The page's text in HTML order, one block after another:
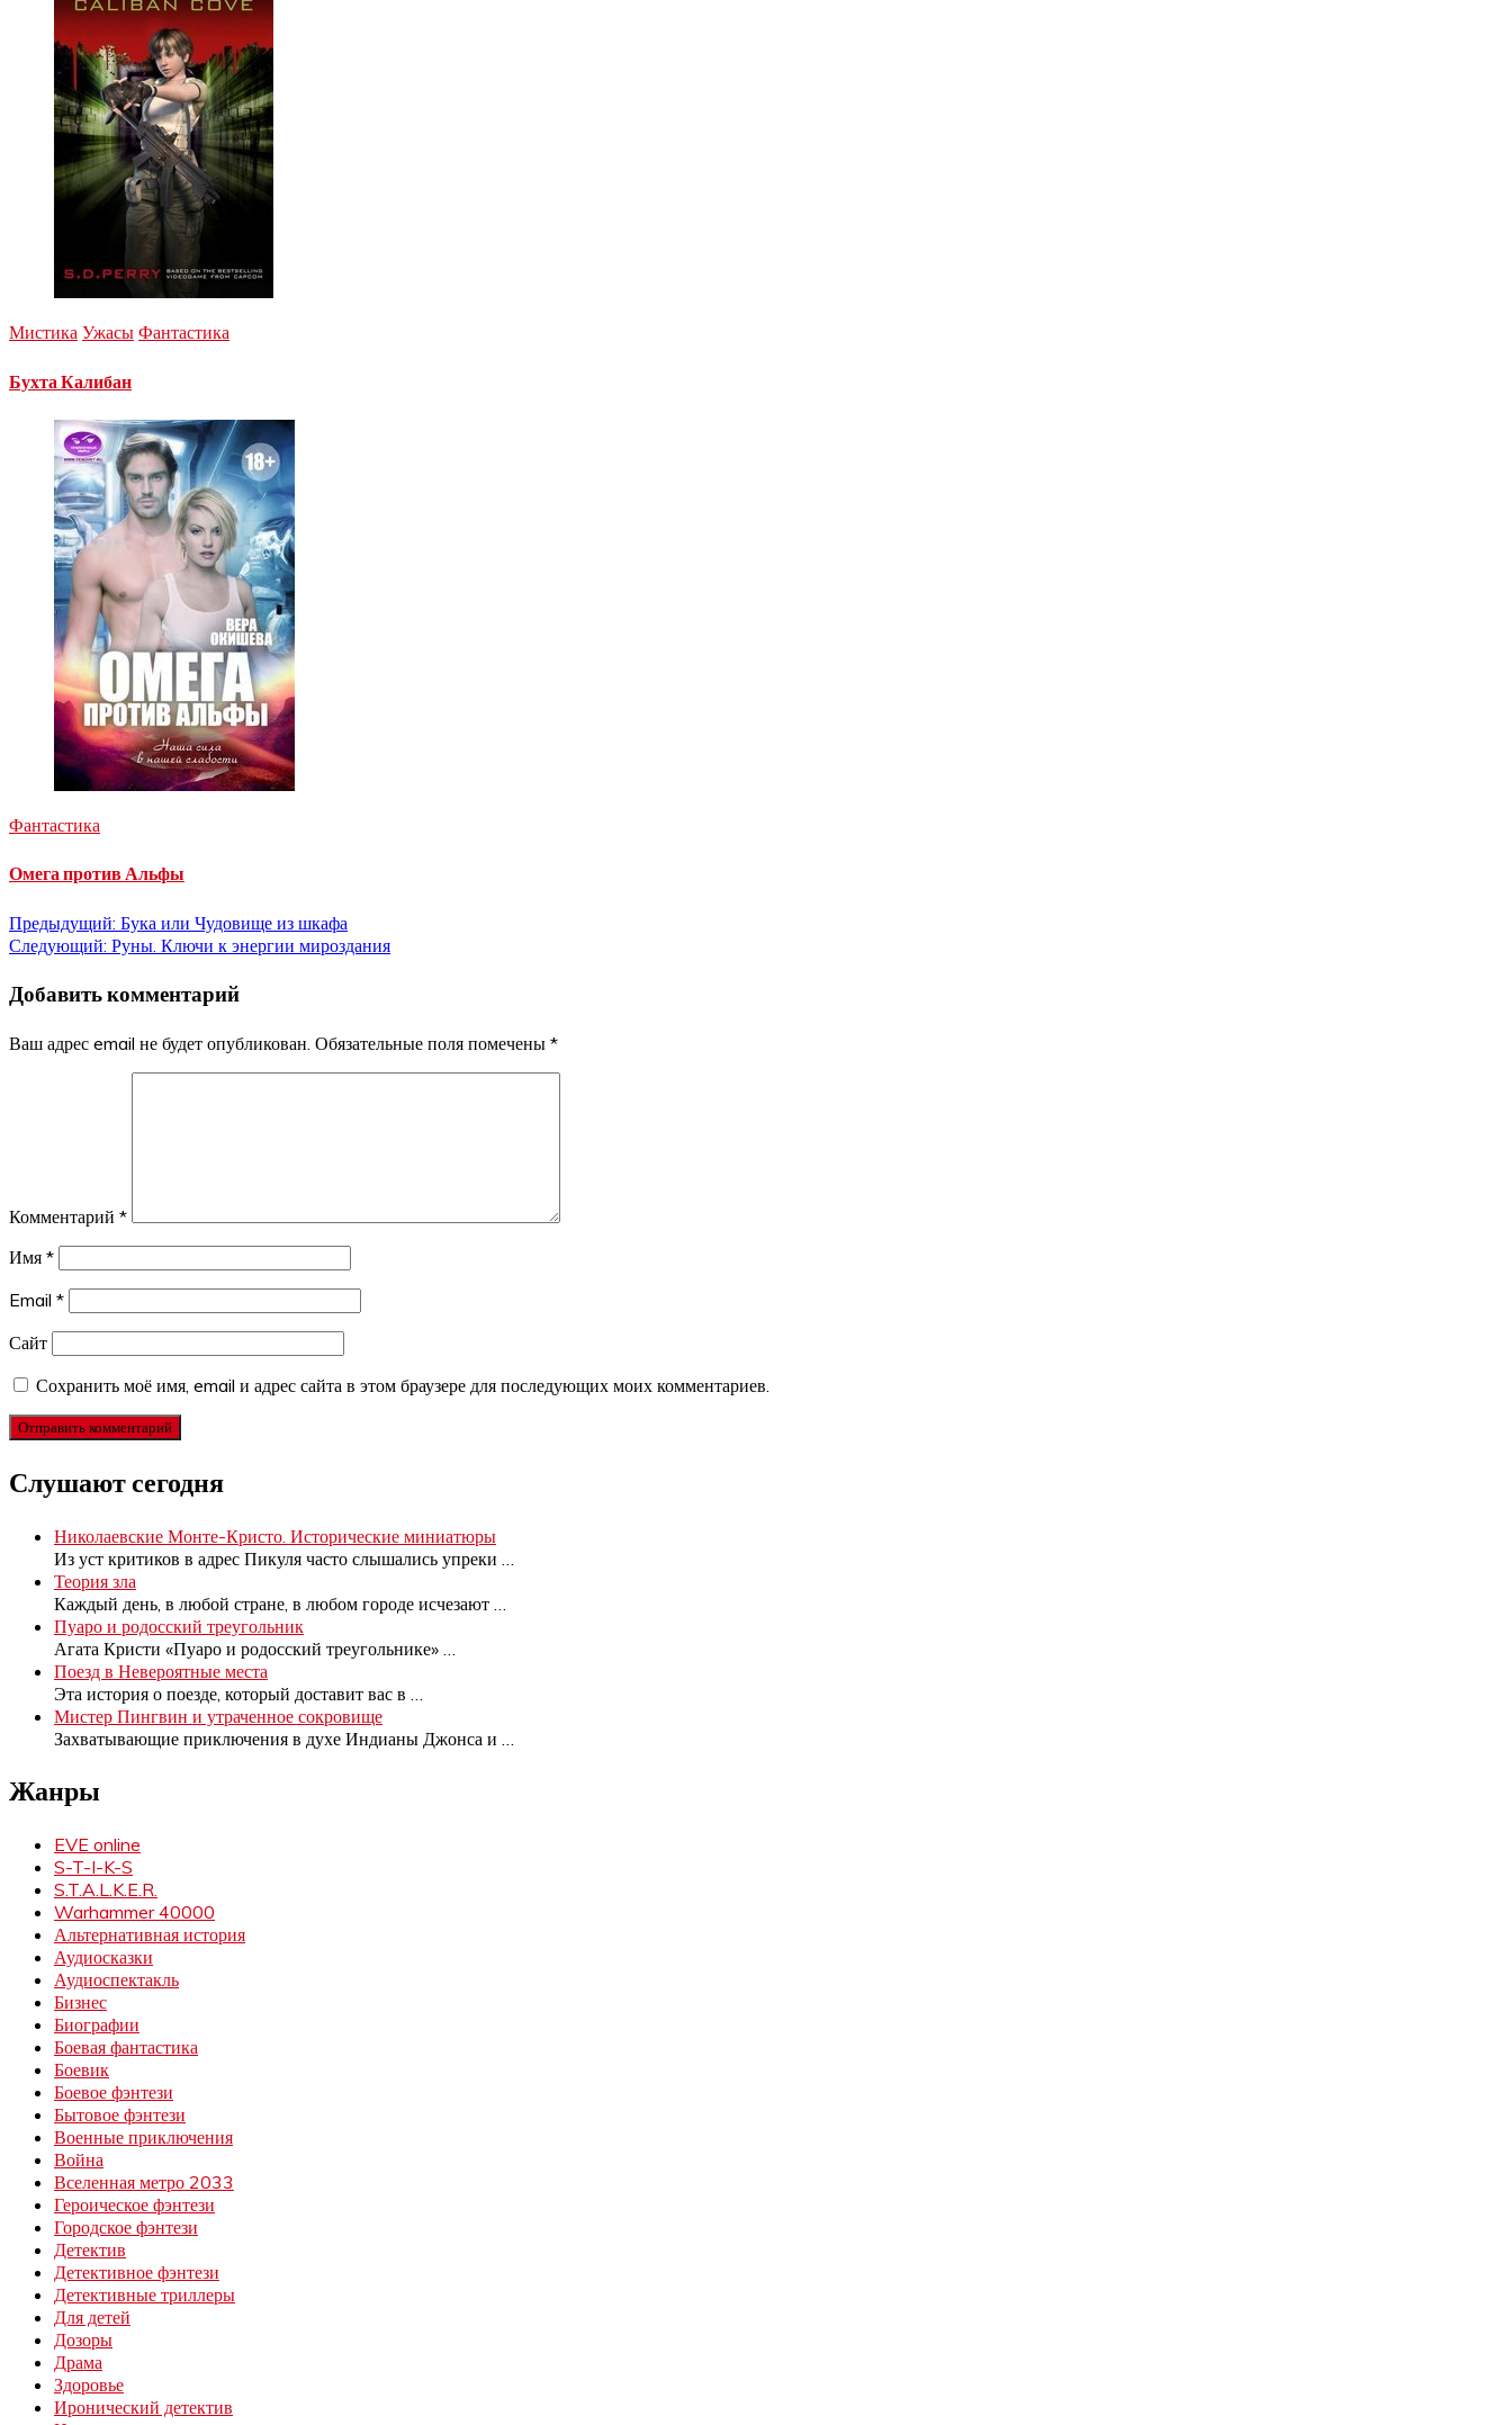
Мистика Ужасы Фантастика
Бухта Калибан
Фантастика
Омега против Альфы
Навигация
записям
Предыдущий: Бука или Чудовище из шкафа
Следующий: Руны. Ключи к энергии мироздания
Добавить комментарий
Ваш адрес email не будет опубликован. Обязательные поля помечены *
Комментарий *
Имя *
Email *
Сайт
Сохранить моё имя, email и адрес сайта в этом браузере для последующих моих комментариев.
Слушают сегодня
Николаевские Монте-Кристо. Исторические миниатюры
Из уст критиков в адрес Пикуля часто слышались упреки
Теория зла
Каждый день, в любой стране, в любом городе исчезают
Пуаро и родосский треугольник
Агата Кристи «Пуаро и родосский треугольнике»
Поезд в Невероятные места
Эта история о поезде, который доставит вас в
Мистер Пингвин и утраченное сокровище
Захватывающие приключения в духе Индианы Джонса и
Жанры
EVE online
S-T-I-K-S
S.T.A.L.K.E.R.
Warhammer 40000
Альтернативная история
Аудиосказки
Аудиоспектакль
Бизнес
Биографии
Боевая фантастика
Боевик
Боевое фэнтези
Бытовое фэнтези
Военные приключения
Война
Вселенная метро 2033
Героическое фэнтези
Городское фэнтези
Детектив
Детективное фэнтези
Детективные триллеры
Для детей
Дозоры
Драма
Здоровье
Иронический детектив